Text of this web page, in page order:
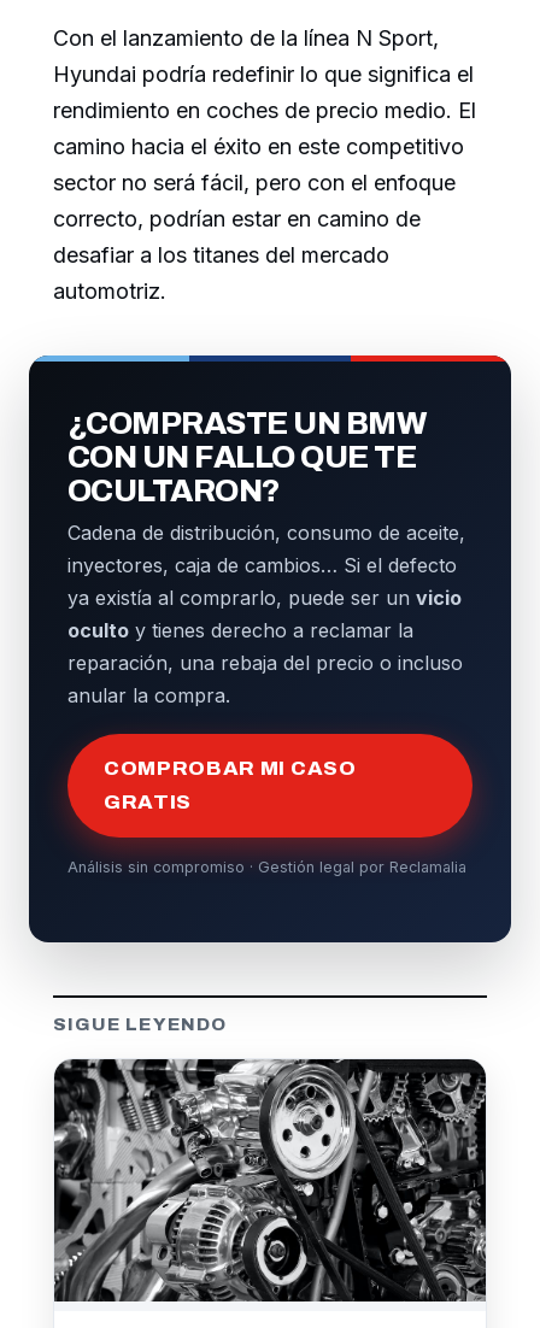
Con el lanzamiento de la línea N Sport,
Hyundai podría redefinir lo que significa el
rendimiento en coches de precio medio. El
camino hacia el éxito en este competitivo
sector no será fácil, pero con el enfoque
correcto, podrían estar en camino de
desafiar a los titanes del mercado
automotriz.
¿COMPRASTE UN BMW
CON UN FALLO QUE TE
OCULTARON?
Cadena de distribución, consumo de aceite,
inyectores, caja de cambios… Si el defecto
ya existía al comprarlo, puede ser un vicio
oculto y tienes derecho a reclamar la
reparación, una rebaja del precio o incluso
anular la compra.
COMPROBAR MI CASO
GRATIS
Análisis sin compromiso · Gestión legal por Reclamalia
SIGUE LEYENDO